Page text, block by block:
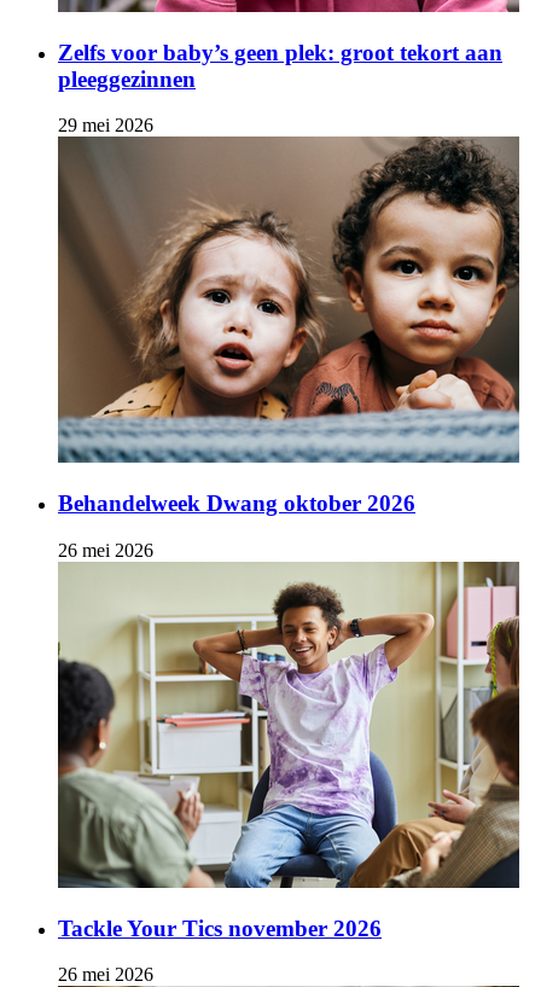
Zelfs voor baby’s geen plek: groot tekort aan
pleeggezinnen
29 mei 2026
Behandelweek Dwang oktober 2026
26 mei 2026
Tackle Your Tics november 2026
26 mei 2026